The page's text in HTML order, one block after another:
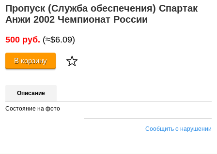
Пропуск (Служба обеспечения) Спартак
Анжи 2002 Чемпионат России
500 руб. (≈$6.09)
В корзину
Описание
Состояние на фото
Сообщить о нарушении